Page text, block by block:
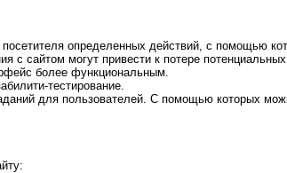
определенных действий, с помощью
с сайтом могут привести к потере
более функциональным.
тестирование.
для пользователей. С помощью которых